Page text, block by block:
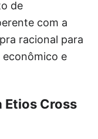
de
com a
racional para
econômico e
Etios Cross